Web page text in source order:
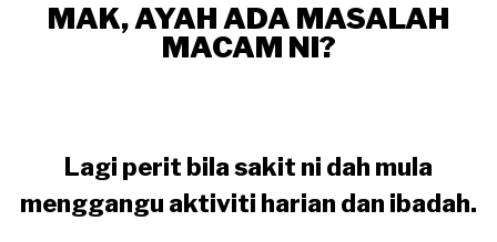
MAK, AYAH ADA MASALAH
MACAM NI?
Lagi perit bila sakit ni dah mula
menggangu aktiviti harian dan ibadah.